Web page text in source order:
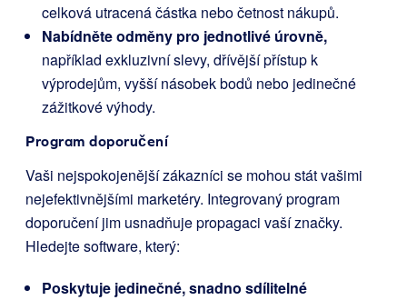
celková utracená částka nebo četnost nákupů.
Nabídněte odměny pro jednotlivé úrovně,
například exkluzivní slevy, dřívější přístup k
výprodejům, vyšší násobek bodů nebo jedinečné
zážitkové výhody.
Program doporučení
Vaši nejspokojenější zákazníci se mohou stát vašimi
nejefektivnějšími marketéry. Integrovaný program
doporučení jim usnadňuje propagaci vaší značky.
Hledejte software, který:
Poskytuje jedinečné, snadno sdílitelné